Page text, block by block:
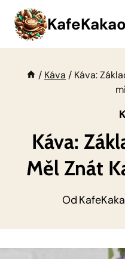
Přeskočit
obsah
/ Káva / Káva:
Káva:
Měl Znát
Od